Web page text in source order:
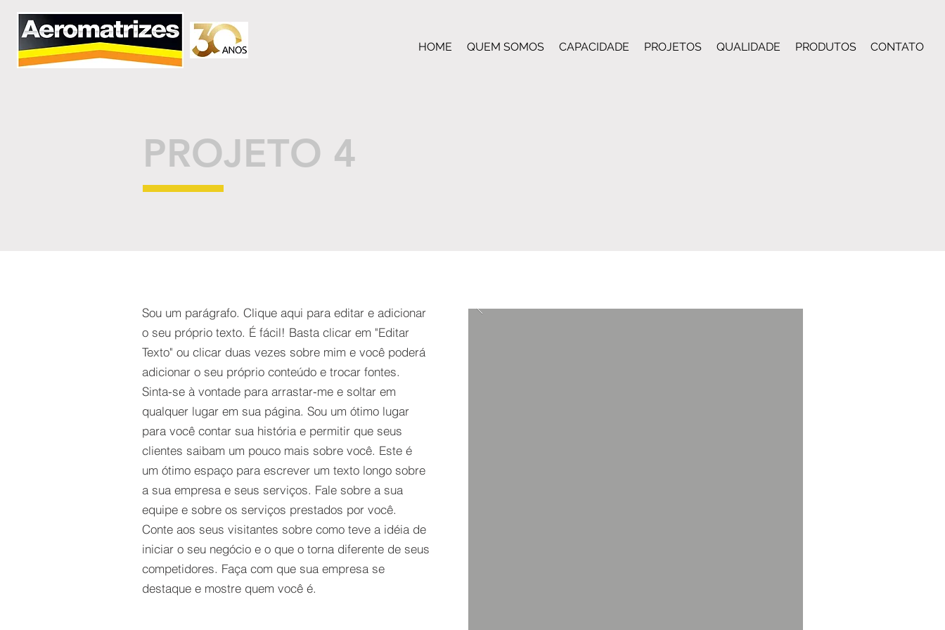
HOME QUEM SOMOS CAPACIDADE PROJETOS QUALIDADE PRODUTOS CONTATO
PROJETO 4
Sou um parágrafo. Clique aqui para editar e adicionar
o seu próprio texto. É fácil! Basta clicar em "Editar
Texto" ou clicar duas vezes sobre mim e você poderá
adicionar o seu próprio conteúdo e trocar fontes.
Sinta-se à vontade para arrastar-me e soltar em
qualquer lugar em sua página. Sou um ótimo lugar
para você contar sua história e permitir que seus
clientes saibam um pouco mais sobre você. Este é
um ótimo espaço para escrever um texto longo sobre
a sua empresa e seus serviços. Fale sobre a sua
equipe e sobre os serviços prestados por você.
Conte aos seus visitantes sobre como teve a idéia de
iniciar o seu negócio e o que o torna diferente de seus
competidores. Faça com que sua empresa se
destaque e mostre quem você é.